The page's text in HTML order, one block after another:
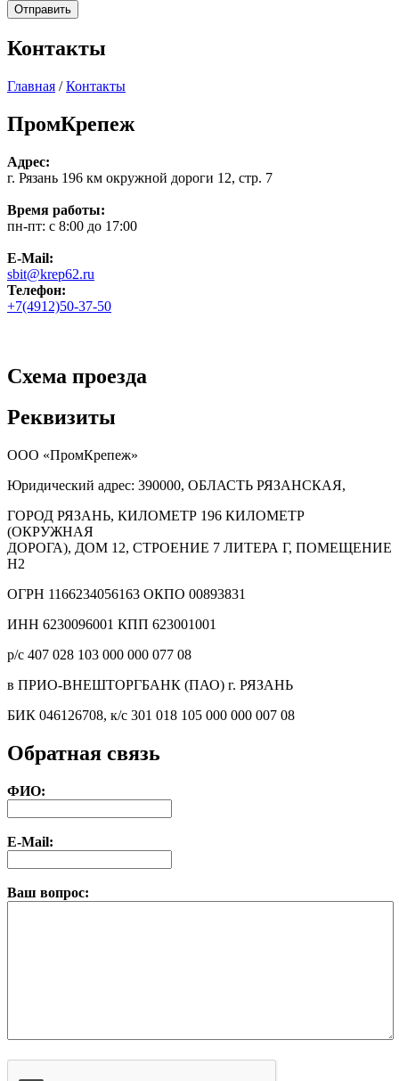
Контакты
Главная /Контакты
ПромКрепеж
Адрес:
г. Рязань 196 км окружной дороги 12, стр. 7
Время работы:
пн-пт: с 8:00 до 17:00
E-Mail:
sbit@krep62.ru
Телефон:
+7(4912)50-37-50
Схема проезда
Реквизиты
ООО «ПромКрепеж»
Юридический адрес: 390000, ОБЛАСТЬ РЯЗАНСКАЯ,
ГОРОД РЯЗАНЬ, КИЛОМЕТР 196 КИЛОМЕТР
(ОКРУЖНАЯ
ДОРОГА), ДОМ 12, СТРОЕНИЕ 7 ЛИТЕРА Г, ПОМЕЩЕНИЕ
Н2
ОГРН 1166234056163 ОКПО 00893831
ИНН 6230096001 КПП 623001001
р/с 407 028 103 000 000 077 08
в ПРИО-ВНЕШТОРГБАНК (ПАО) г. РЯЗАНЬ
БИК 046126708, к/с 301 018 105 000 000 007 08
Обратная связь
ФИО:
E-Mail:
Ваш вопрос: